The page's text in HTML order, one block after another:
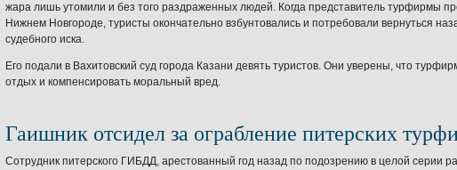
жара лишь утомили и без того раздраженных людей. Когда представитель турфирмы
Нижнем Новгороде, туристы окончательно взбунтовались и потребовали вернуться
судебного иска.
Его подали в Вахитовский суд города Казани девять туристов. Они уверены, что
отдых и компенсировать моральный вред.
Гаишник отсидел за ограбление питерских
Сотрудник питерского ГИБДД, арестованный год назад по подозрению в целой серии